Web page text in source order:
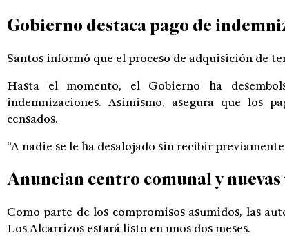
Gobierno destaca pago de
Santos informó que el proceso de adquisición de
Hasta el momento, el Gobierno ha
indemnizaciones. Asimismo, asegura que los
censados.
“A nadie se le ha desalojado sin recibir
Anuncian centro comunal y
Como parte de los compromisos asumidos, las
Los Alcarrizos estará listo en unos dos meses.